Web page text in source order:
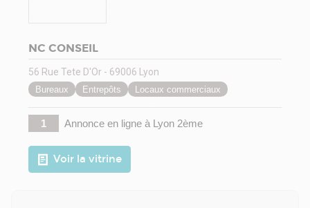
NC CONSEIL
56 Rue Tete D'Or - 69006 Lyon
Bureaux Entrepôts Locaux commerciaux
1 Annonce en ligneà Lyon 2ème
Voir la vitrine